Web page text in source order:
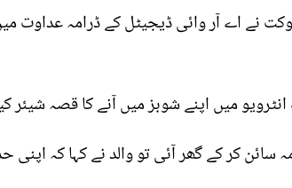
نے اے آر وائی ڈیجیٹل کے ڈرامہ عداوت
میں اپنے شوبز میں آنے کا قصہ شیئر
سائن کر کے گھر آئی تو والد نے کہا کہ اپنی